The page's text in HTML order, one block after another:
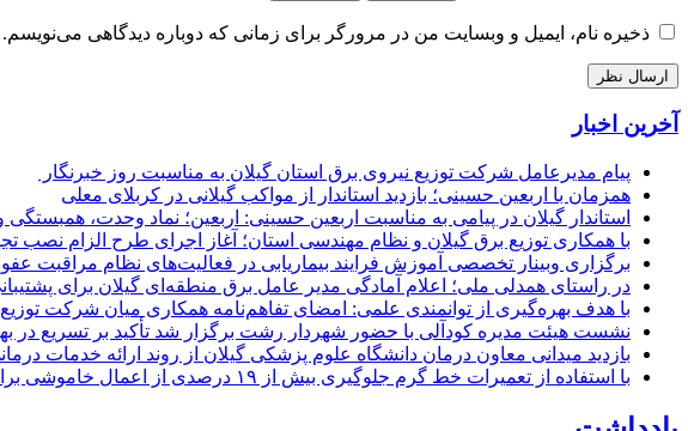
ذخیره نام، ایمیل و وبسایت من در مرورگر برای زمانی که دوباره دیدگاهی می‌نویسم.
آخرین اخبار
پیام مدیرعامل شركت توزیع نیروی برق استان گیلان به مناسبت روز خبرنگار ‌
همزمان با اربعین حسینی؛ بازدید استاندار از مواکب گیلانی در کربلای معلی
استاندار گیلان در پیامی به مناسبت اربعین حسینی: اربعین؛ نماد وحدت،
با همکاری توزیع برق گیلان و نظام مهندسی استان؛ آغاز اجرای طرح الزام نصب
برگزاری وبینار تخصصی آموزش فرایند بیماریابی در فعالیت‌های نظام مراقبت
در راستای همدلی ملی؛ اعلام آمادگی مدیر عامل برق منطقه‌ای گیلان برای
با هدف بهره‌گیری از توانمندی علمی: امضای تفاهم‌نامه همكاری میان شركت توزیع
نشست هیئت مدیره کودآلی با حضور شهردار رشت برگزار شد تأکید بر تسریع در
بازدید میدانی معاون درمان دانشگاه علوم پزشکی گیلان از روند ارائه خدمات
با استفاده از تعمیرات خط گرم جلوگیری بیش از ۱۹ درصدی از اعمال خاموشی برای مشتركان